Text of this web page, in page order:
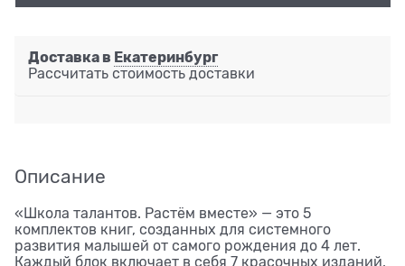
Доставка в Екатеринбург
Рассчитать стоимость доставки
Описание
«Школа талантов. Растём вместе» — это 5
комплектов книг, созданных для системного
развития малышей от самого рождения до 4 лет.
Каждый блок включает в себя 7 красочных изданий,